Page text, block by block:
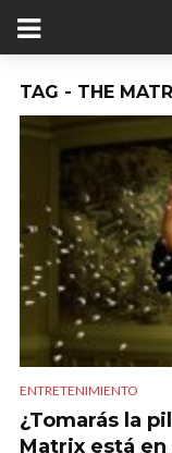
TAG - THE
ENTRETENIMIENTO
¿Tomarás la
Matrix está